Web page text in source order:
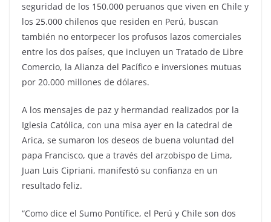
seguridad de los 150.000 peruanos que viven en Chile y
los 25.000 chilenos que residen en Perú, buscan
también no entorpecer los profusos lazos comerciales
entre los dos países, que incluyen un Tratado de Libre
Comercio, la Alianza del Pacífico e inversiones mutuas
por 20.000 millones de dólares.
A los mensajes de paz y hermandad realizados por la
Iglesia Católica, con una misa ayer en la catedral de
Arica, se sumaron los deseos de buena voluntad del
papa Francisco, que a través del arzobispo de Lima,
Juan Luis Cipriani, manifestó su confianza en un
resultado feliz.
“Como dice el Sumo Pontífice, el Perú y Chile son dos